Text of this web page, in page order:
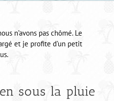
n’avons pas chômé. Le
et je profite d’un petit
sous la pluie